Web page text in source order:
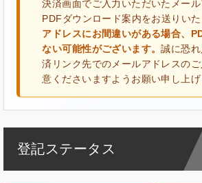
決済画面でご入力いただいたメー
PDFダウンロード案内をお送りいた
アドレスにお間違いがある場合、
ない可能性がございます。誠に恐
済リンク先でのメールアドレスの
意くださいますようお願い申し上げ
登記ステータス